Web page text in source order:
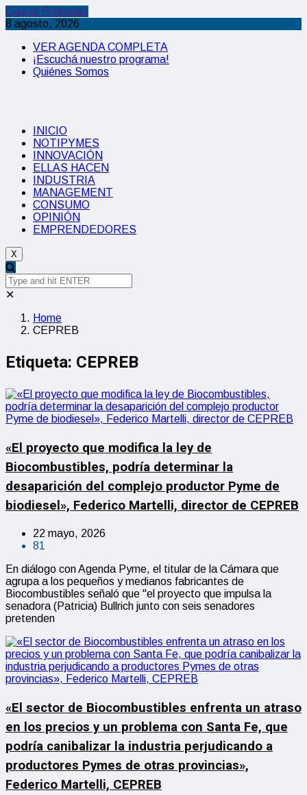
Cancel Preloader
8 agosto, 2026
VER AGENDA COMPLETA
¡Escuchá nuestro programa!
Quiénes Somos
INICIO
NOTIPYMES
INNOVACIÓN
ELLAS HACEN
INDUSTRIA
MANAGEMENT
CONSUMO
OPINIÓN
EMPRENDEDORES
X
✕
Home
CEPREB
Etiqueta: CEPREB
«El proyecto que modifica la ley de
Biocombustibles, podría determinar la
desaparición del complejo productor Pyme de
biodiesel», Federico Martelli, director de CEPREB
22 mayo, 2026
81
En diálogo con Agenda Pyme, el titular de la Cámara que
agrupa a los pequeños y medianos fabricantes de
Biocombustibles señaló que "el proyecto que impulsa la
senadora (Patricia) Bullrich junto con seis senadores
pretenden
«El sector de Biocombustibles enfrenta un atraso
en los precios y un problema con Santa Fe, que
podría canibalizar la industria perjudicando a
productores Pymes de otras provincias»,
Federico Martelli, CEPREB